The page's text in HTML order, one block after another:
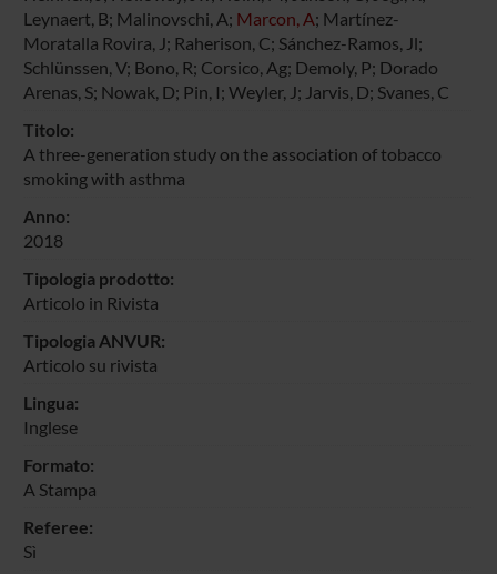
Leynaert, B; Malinovschi, A; Marcon, A; Martínez-
Moratalla Rovira, J; Raherison, C; Sánchez-Ramos, Jl;
Schlünssen, V; Bono, R; Corsico, Ag; Demoly, P; Dorado
Arenas, S; Nowak, D; Pin, I; Weyler, J; Jarvis, D; Svanes, C
Titolo:
A three-generation study on the association of tobacco
smoking with asthma
Anno:
2018
Tipologia prodotto:
Articolo in Rivista
Tipologia ANVUR:
Articolo su rivista
Lingua:
Inglese
Formato:
A Stampa
Referee:
Sì